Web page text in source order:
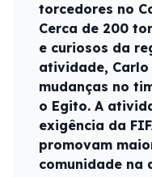
torcedores no
Cerca de 200
e curiosos da
atividade,
mudanças no
o Egito. A
exigência da
promovam
comunidade na